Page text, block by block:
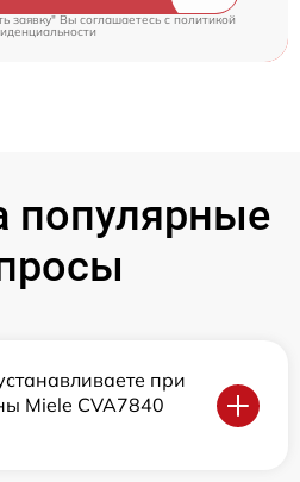
заявку" Вы соглашаетесь c политикой
популярные
при
Miele CVA7840